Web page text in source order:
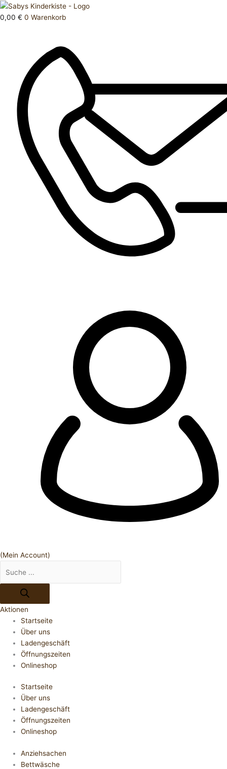
Zum
Inhalt
0,00 € 0 Warenkorb
(Mein Account)
Products
search
Aktionen
Startseite
Über uns
Ladengeschäft
Öffnungszeiten
Onlineshop
Startseite
Über uns
Ladengeschäft
Öffnungszeiten
Onlineshop
Anziehsachen
Bettwäsche
Jacke
80